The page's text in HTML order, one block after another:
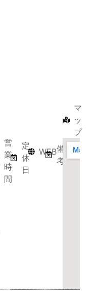
営
業
時
間
定
休
日
WEB備
考
マ
ッ
プ